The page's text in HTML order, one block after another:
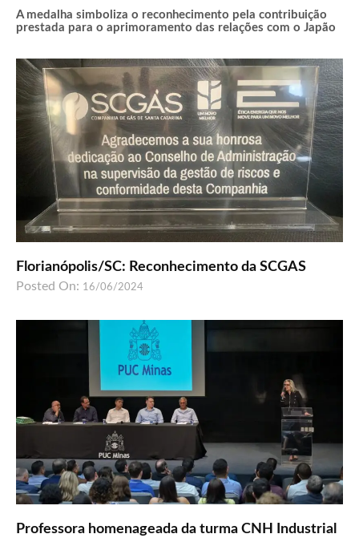
A medalha simboliza o reconhecimento pela contribuição
prestada para o aprimoramento das relações com o Japão
Florianópolis/SC: Reconhecimento da SCGAS
Posted On: 16/06/2024
Professora homenageada da turma CNH Industrial